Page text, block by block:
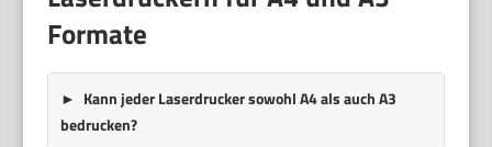
Formate
Kann jeder Laserdrucker sowohl A4 als auch A3
bedrucken?